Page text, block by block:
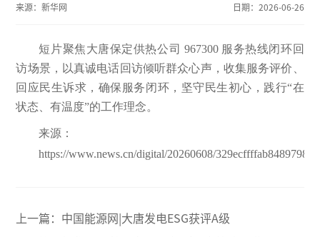
来源：新华网 日期： 2026-06-26
短片聚焦大唐保定供热公司 967300 服务热线闭环回
访场景，以真诚电话回访倾听群众心声，收集服务评价、
回应民生诉求，确保服务闭环，坚守民生初心，践行“在
状态、有温度”的工作理念。
来源：
https://www.news.cn/digital/20260608/
上一篇： 中国能源网|大唐发电ESG获评A级